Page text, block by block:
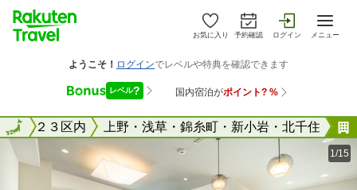
お気に入り 予約確認 ログイン メニュー
東京２３区内 上野・浅草・錦糸町・新小岩・北千住
全国
1/15